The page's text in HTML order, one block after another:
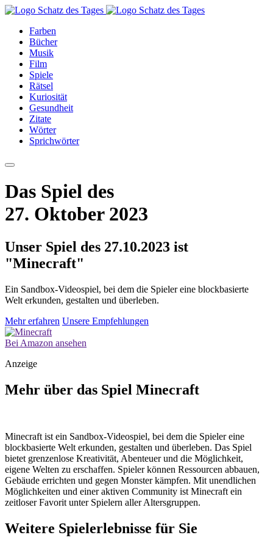
Farben
Bücher
Musik
Film
Spiele
Rätsel
Kuriosität
Gesundheit
Zitate
Wörter
Sprichwörter
Das Spiel des
27. Oktober 2023
Unser Spiel des 27.10.2023 ist
"Minecraft"
Ein Sandbox-Videospiel, bei dem die Spieler eine blockbasierte
Welt erkunden, gestalten und überleben.
Mehr erfahren Unsere Empfehlungen
Bei Amazon ansehen
Anzeige
Mehr über das Spiel Minecraft
Minecraft ist ein Sandbox-Videospiel, bei dem die Spieler eine
blockbasierte Welt erkunden, gestalten und überleben. Das Spiel
bietet grenzenlose Kreativität, Abenteuer und die Möglichkeit,
eigene Welten zu erschaffen. Spieler können Ressourcen abbauen,
Gebäude errichten und gegen Monster kämpfen. Mit unendlichen
Möglichkeiten und einer aktiven Community ist Minecraft ein
zeitloser Favorit unter Spielern aller Altersgruppen.
Weitere Spielerlebnisse für Sie